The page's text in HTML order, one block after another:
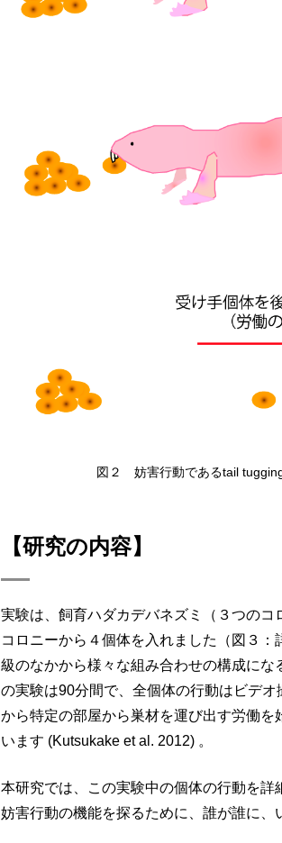
図２ 妨害行動であるtail
【研究の内容】
実験は、飼育ハダカデバネズミ（３つの
コロニーから４個体を入れました（図３
級のなかから様々な組み合わせの構成に
の実験は90分間で、全個体の行動はビデ
から特定の部屋から巣材を運び出す労働
います (Kutsukake et al. 2012) 。
本研究では、この実験中の個体の行動を
妨害行動の機能を探るために、誰が誰に、